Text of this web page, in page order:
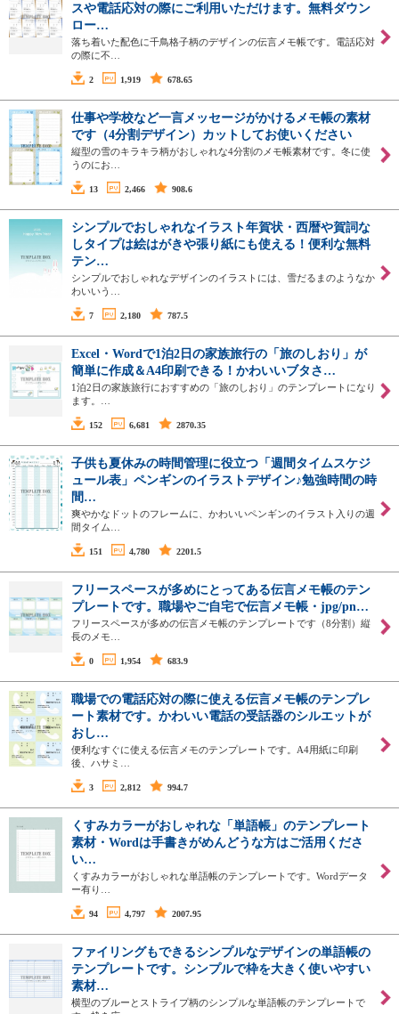
スや電話応対の際にご利用いただけます。無料ダウン
ロー…
落ち着いた配色に千鳥格子柄のデザインの伝言メモ帳です。電話応対
の際に不…
2 1,919 678.65
仕事や学校など一言メッセージがかけるメモ帳の素材
です（4分割デザイン）カットしてお使いください
縦型の雪のキラキラ柄がおしゃれな4分割のメモ帳素材です。冬に使
うのにお…
13 2,466 908.6
シンプルでおしゃれなイラスト年賀状・西暦や賀詞な
しタイプは絵はがきや張り紙にも使える！便利な無料
テン…
シンプルでおしゃれなデザインのイラストには、雪だるまのようなか
わいいう…
7 2,180 787.5
Excel・Wordで1泊2日の家族旅行の「旅のしおり」が
簡単に作成＆A4印刷できる！かわいいブタさ…
1泊2日の家族旅行におすすめの「旅のしおり」のテンプレートになり
ます。…
152 6,681 2870.35
子供も夏休みの時間管理に役立つ「週間タイムスケジ
ュール表」ペンギンのイラストデザイン♪勉強時間の時
間…
爽やかなドットのフレームに、かわいいペンギンのイラスト入りの週
間タイム…
151 4,780 2201.5
フリースペースが多めにとってある伝言メモ帳のテン
プレートです。職場やご自宅で伝言メモ帳・jpg/pn…
フリースペースが多めの伝言メモ帳のテンプレートです（8分割）縦
長のメモ…
0 1,954 683.9
職場での電話応対の際に使える伝言メモ帳のテンプレ
ート素材です。かわいい電話の受話器のシルエットが
おし…
便利なすぐに使える伝言メモのテンプレートです。A4用紙に印刷
後、ハサミ…
3 2,812 994.7
くすみカラーがおしゃれな「単語帳」のテンプレート
素材・Wordは手書きがめんどうな方はご活用くださ
い…
くすみカラーがおしゃれな単語帳のテンプレートです。Wordデータ
ー有り…
94 4,797 2007.95
ファイリングもできるシンプルなデザインの単語帳の
テンプレートです。シンプルで枠を大きく使いやすい
素材…
横型のブルーとストライプ柄のシンプルな単語帳のテンプレートで